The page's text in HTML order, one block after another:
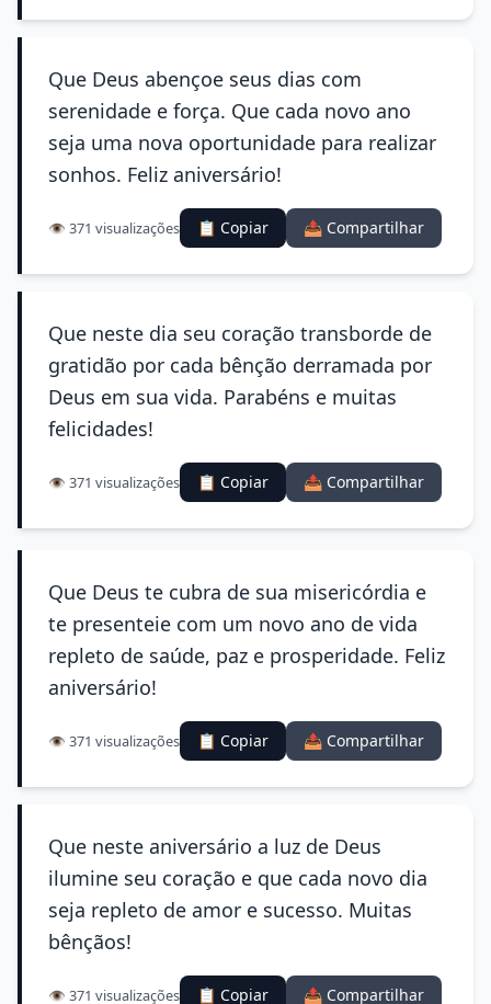
Que Deus abençoe seus dias com
serenidade e força. Que cada novo ano
seja uma nova oportunidade para realizar
sonhos. Feliz aniversário!
👁️ 371 visualizações 📋 Copiar 📤 Compartilhar
Que neste dia seu coração transborde de
gratidão por cada bênção derramada por
Deus em sua vida. Parabéns e muitas
felicidades!
👁️ 371 visualizações 📋 Copiar 📤 Compartilhar
Que Deus te cubra de sua misericórdia e
te presenteie com um novo ano de vida
repleto de saúde, paz e prosperidade. Feliz
aniversário!
👁️ 371 visualizações 📋 Copiar 📤 Compartilhar
Que neste aniversário a luz de Deus
ilumine seu coração e que cada novo dia
seja repleto de amor e sucesso. Muitas
bênçãos!
👁️ 371 visualizações 📋 Copiar 📤 Compartilhar